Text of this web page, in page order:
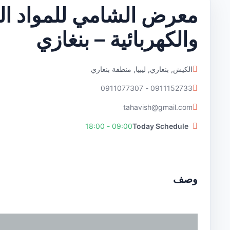
معرض الشامي للمواد
والكهربائية – بنغازي
الكيش, بنغازي, ليبيا, منطقة بنغازي
0911152733 - 0911077307
tahavish@gmail.com
Today Schedule
09:00 - 18:00
وصف